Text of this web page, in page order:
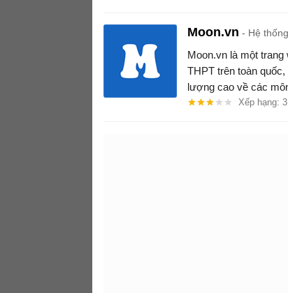
Moon.vn Hệ
Moon.vn là một
THPT trên toàn
lượng cao về các
Quốc Gia và những
Xếp hạng: 3